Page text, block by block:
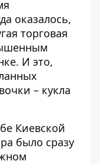
оказалось,
торговая
И это,
– кукла
Киевской
было сразу